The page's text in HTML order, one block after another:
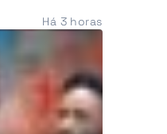
feira. Os
mais de 500
documentos,
em choque e
do combate à
Há 3 horas